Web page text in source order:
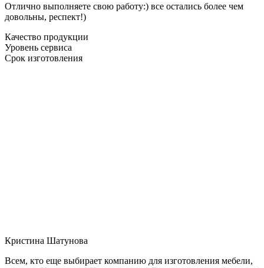
Отлично выполняете свою работу:) все остались более чем
довольны, респект!)
Качество продукции
Уровень сервиса
Срок изготовления
Кристина Шатунова
Всем, кто еще выбирает компанию для изготовления мебели,